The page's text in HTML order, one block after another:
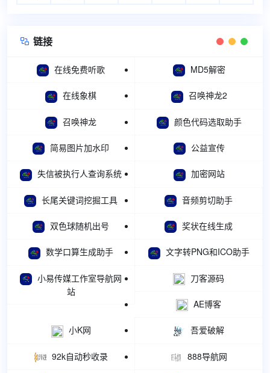
 链接
在线免费听歌 MD5解密
在线象棋 召唤神龙2
召唤神龙 颜色代码选取助手
简易图片加水印 公益宣传
失信被执行人查询系统 加密网站
长尾关键词挖掘工具 音频剪切助手
双色球随机出号 奖状在线生成
数学口算生成助手 文字转PNG和ICO助手
小易传媒工作室导航网
站
刀客源码
AE博客
小K网 吾爱破解
92k自动秒收录 888导航网